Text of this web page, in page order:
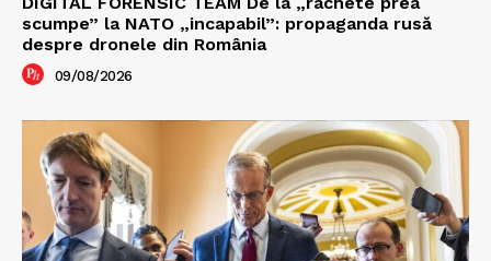
scumpe” la NATO „incapabil”: propaganda rusă
despre dronele din România
09/08/2026